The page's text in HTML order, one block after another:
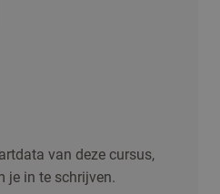
van deze cursus,
je in te schrijven.